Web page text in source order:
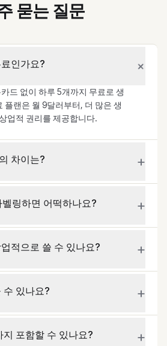
묻는 질문
인가요? +
드 없이 하루 5개까지 무료로 생
플랜은 월 9달러부터, 더 많은 생
업적 권리를 제공합니다.
차이는? +
링하면 어떡하나요? +
적으로 쓸 수 있나요? +
수 있나요? +
포함할 수 있나요? +